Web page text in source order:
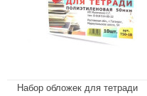
Набор обложек для тетради